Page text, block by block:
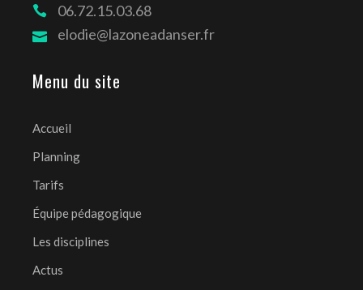
06.72.15.03.68
elodie@lazoneadanser.fr
Menu du site
Accueil
Planning
Tarifs
Équipe pédagogique
Les disciplines
Actus